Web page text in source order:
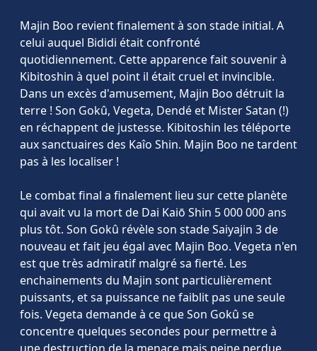
Majin Boo revient finalement à son stade initial. A
celui auquel Bididi était confronté
quotidiennement. Cette apparence fait souvenir à
Kibitoshin à quel point il était cruel et invincible.
Dans un excès d'amusement, Majin Boo détruit la
terre ! Son Gokû, Vegeta, Dendé et Mister Satan (!)
en réchappent de justesse. Kibitoshin les téléporte
aux sanctuaires des Kaîo Shin. Majin Boo ne tardent
pas à les localiser !
Le combat final a finalement lieu sur cette planète
qui avait vu la mort de Dai Kaiō Shin 5 000 000 ans
plus tôt. Son Gokû révèle son stade Saiyajin 3 de
nouveau et fait jeu égal avec Majin Boo. Vegeta n'en
est que très admiratif malgré sa fierté. Les
enchainements du Majin sont particulièrement
puissants, et sa puissance ne faiblit pas une seule
fois. Vegeta demande à ce que Son Gokû se
concentre quelques secondes pour permettre à